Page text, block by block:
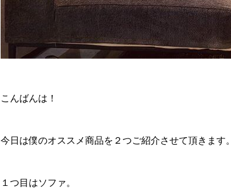
こんばんは！
今日は僕のオススメ商品を２つご紹介させて頂きます。
１つ目はソファ。